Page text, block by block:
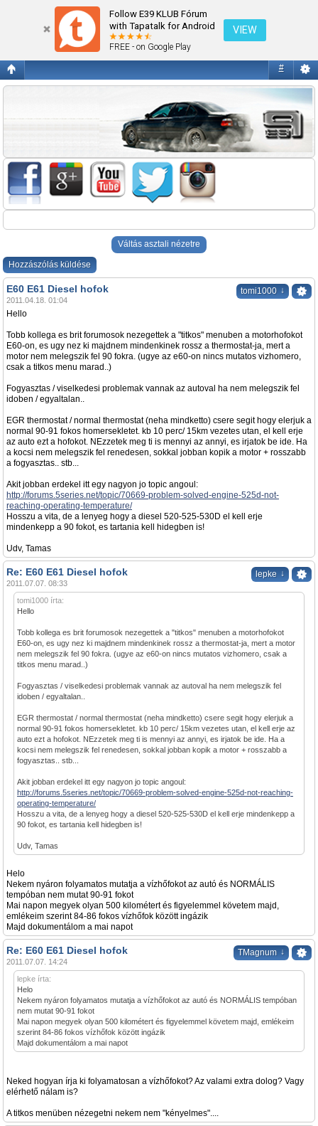
Follow E39 KLUB Fórum
with Tapatalk for Android
FREE - on Google Play
VIEW
#
E60 E61 Diesel hofok
Váltás asztali nézetre
Hozzászólás küldése
tomi1000 ↓
E60 E61 Diesel hofok
2011.04.18. 01:04
Hello
Tobb kollega es brit forumosok nezegettek a "titkos" menuben a motorhofokot
E60-on, es ugy nez ki majdnem mindenkinek rossz a thermostat-ja, mert a
motor nem melegszik fel 90 fokra. (ugye az e60-on nincs mutatos vizhomero,
csak a titkos menu marad..)
Fogyasztas / viselkedesi problemak vannak az autoval ha nem melegszik fel
idoben / egyaltalan..
EGR thermostat / normal thermostat (neha mindketto) csere segit hogy elerjuk a
normal 90-91 fokos homersekletet. kb 10 perc/ 15km vezetes utan, el kell erje
az auto ezt a hofokot. NEzzetek meg ti is mennyi az annyi, es irjatok be ide. Ha
a kocsi nem melegszik fel renedesen, sokkal jobban kopik a motor + rosszabb
a fogyasztas.. stb...
Akit jobban erdekel itt egy nagyon jo topic angoul:
http://forums.5series.net/topic/70669-problem-solved-engine-525d-not-
reaching-operating-temperature/
Hosszu a vita, de a lenyeg hogy a diesel 520-525-530D el kell erje
mindenkepp a 90 fokot, es tartania kell hidegben is!
Udv, Tamas
lepke ↓
Re: E60 E61 Diesel hofok
2011.07.07. 08:33
tomi1000 írta:
Hello
Tobb kollega es brit forumosok nezegettek a "titkos" menuben a motorhofokot
E60-on, es ugy nez ki majdnem mindenkinek rossz a thermostat-ja, mert a motor
nem melegszik fel 90 fokra. (ugye az e60-on nincs mutatos vizhomero, csak a
titkos menu marad..)
Fogyasztas / viselkedesi problemak vannak az autoval ha nem melegszik fel
idoben / egyaltalan..
EGR thermostat / normal thermostat (neha mindketto) csere segit hogy elerjuk a
normal 90-91 fokos homersekletet. kb 10 perc/ 15km vezetes utan, el kell erje az
auto ezt a hofokot. NEzzetek meg ti is mennyi az annyi, es irjatok be ide. Ha a
kocsi nem melegszik fel renedesen, sokkal jobban kopik a motor + rosszabb a
fogyasztas.. stb...
Akit jobban erdekel itt egy nagyon jo topic angoul:
http://forums.5series.net/topic/70669-problem-solved-engine-525d-not-reaching-
operating-temperature/
Hosszu a vita, de a lenyeg hogy a diesel 520-525-530D el kell erje mindenkepp a
90 fokot, es tartania kell hidegben is!
Udv, Tamas
Helo
Nekem nyáron folyamatos mutatja a vízhőfokot az autó és NORMÁLIS
tempóban nem mutat 90-91 fokot
Mai napon megyek olyan 500 kilométert és figyelemmel követem majd,
emlékeim szerint 84-86 fokos vízhőfok között ingázik
Majd dokumentálom a mai napot
TMagnum ↓
Re: E60 E61 Diesel hofok
2011.07.07. 14:24
lepke írta:
Helo
Nekem nyáron folyamatos mutatja a vízhőfokot az autó és NORMÁLIS tempóban
nem mutat 90-91 fokot
Mai napon megyek olyan 500 kilométert és figyelemmel követem majd, emlékeim
szerint 84-86 fokos vízhőfok között ingázik
Majd dokumentálom a mai napot
Neked hogyan írja ki folyamatosan a vízhőfokot? Az valami extra dolog? Vagy
elérhető nálam is?
A titkos menüben nézegetni nekem nem "kényelmes"....